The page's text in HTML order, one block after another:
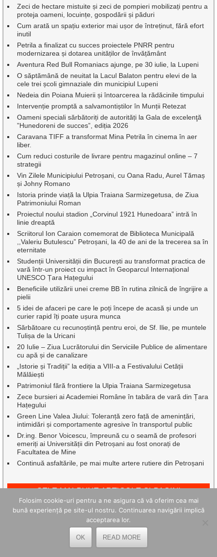
Zeci de hectare mistuite și zeci de pompieri mobilizați pentru a
proteja oameni, locuințe, gospodării și păduri
Cum arată un spațiu exterior mai ușor de întreținut, fără efort
inutil
Petrila a finalizat cu succes proiectele PNRR pentru
modernizarea și dotarea unităților de învățământ
Aventura Red Bull Romaniacs ajunge, pe 30 iulie, la Lupeni
O săptămână de neuitat la Lacul Balaton pentru elevi de la
cele trei școli gimnaziale din municipiul Lupeni
Nedeia din Poiana Muierii și întoarcerea la rădăcinile timpului
Intervenție promptă a salvamontiștilor în Munții Retezat
Oameni speciali sărbătoriți de autorități la Gala de excelenţă
”Hunedoreni de succes”, ediția 2026
Caravana TIFF a transformat Mina Petrila în cinema în aer
liber.
Cum reduci costurile de livrare pentru magazinul online – 7
strategii
Vin Zilele Municipiului Petroșani, cu Oana Radu, Aurel Tămaș
și Johny Romano
Istoria prinde viață la Ulpia Traiana Sarmizegetusa, de Ziua
Patrimoniului Roman
Proiectul noului stadion „Corvinul 1921 Hunedoara” intră în
linie dreaptă
Scriitorul Ion Caraion comemorat de Biblioteca Municipală
,,Valeriu Butulescu” Petroșani, la 40 de ani de la trecerea sa în
eternitate
Studenții Universității din București au transformat practica de
vară într-un proiect cu impact în Geoparcul Internațional
UNESCO Țara Hațegului
Beneficiile utilizării unei creme BB în rutina zilnică de îngrijire a
pielii
5 idei de afaceri pe care le poți începe de acasă și unde un
curier rapid îți poate ușura munca
Sărbătoare cu recunoștință pentru eroi, de Sf. Ilie, pe muntele
Tulișa de la Uricani
20 Iulie – Ziua Lucrătorului din Serviciile Publice de alimentare
cu apă și de canalizare
„Istorie și Tradiții” la ediția a VIII-a a Festivalului Cetății
Mălăiești
Patrimoniul fără frontiere la Ulpia Traiana Sarmizegetusa
Zece bursieri ai Academiei Române în tabăra de vară din Țara
Hațegului
Green Line Valea Jiului: Toleranță zero față de amenințări,
intimidări și comportamente agresive în transportul public
Dr.ing. Benor Voicescu, împreună cu o seamă de profesori
emeriți ai Universității din Petroșani au fost onorați de
Facultatea de Mine
Continuă asfaltările, pe mai multe artere rutiere din Petroșani
CELE MAI BUNE ARTICOLE ȘI PAGINI
Folosim cookie-uri pentru a ne asigura că vă oferim cea mai
bună experiență pe site-ul nostru. Continuarea navigării implică
acceptarea lor.
OK READ MORE